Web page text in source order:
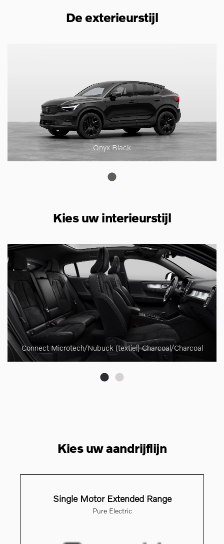
De exterieurstijl
Onyx Black
Kies uw interieurstijl
Connect Microtech/Nubuck (textiel) Charcoal/Charcoal
Kies uw aandrijflijn
Single Motor Extended Range
Pure Electric